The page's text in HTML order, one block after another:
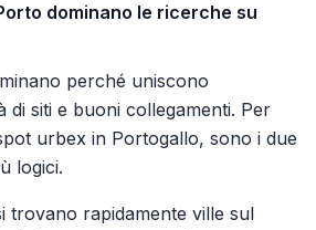
dominano le ricerche su
perché uniscono
di siti e buoni collegamenti. Per
urbex in Portogallo, sono i due
logici.
trovano rapidamente ville sul